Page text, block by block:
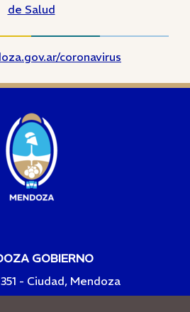
de Salud
coronavirus
GOBIERNO
- Ciudad, Mendoza